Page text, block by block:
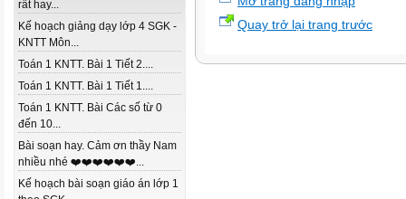
rất hay...
Kế hoạch giảng dạy lớp 4 SGK -
KNTT Môn...
Toán 1 KNTT. Bài 1 Tiết 2....
Toán 1 KNTT. Bài 1 Tiết 1....
Toán 1 KNTT. Bài Các số từ 0
đến 10...
Bài soạn hay. Cảm ơn thầy Nam
nhiều nhé ❤️❤️❤️❤️❤️❤️...
Kế hoạch bài soạn giáo án lớp 1
Quay trở lại trang trước